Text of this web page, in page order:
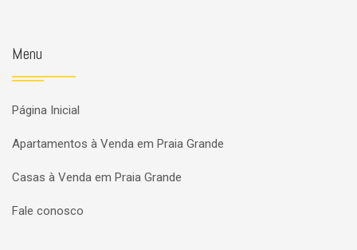
Menu
Página Inicial
Apartamentos à Venda em Praia Grande
Casas à Venda em Praia Grande
Fale conosco